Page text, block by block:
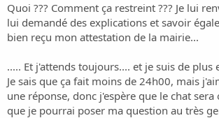
Quoi ??? Comment ça restreint ??? Je lui
lui demandé des explications et savoir
bien reçu mon attestation de la mairie...
..... Et j'attends toujours.... et je suis de plus
Je sais que ça fait moins de 24h00, mais
une réponse, donc j'espère que le chat
que je pourrai poser ma question au très